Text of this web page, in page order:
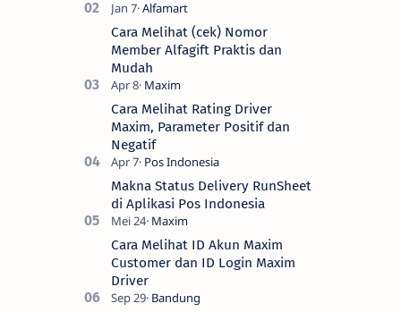
Cara Melihat (cek) Nomor
Member Alfagift Praktis dan
Mudah
Cara Melihat Rating Driver
Maxim, Parameter Positif dan
Negatif
Makna Status Delivery RunSheet
di Aplikasi Pos Indonesia
Cara Melihat ID Akun Maxim
Customer dan ID Login Maxim
Driver